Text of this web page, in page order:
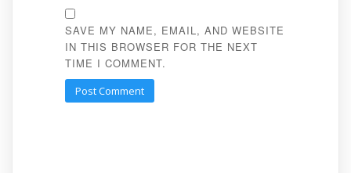
SAVE MY NAME, EMAIL, AND WEBSITE
IN THIS BROWSER FOR THE NEXT
TIME I COMMENT.